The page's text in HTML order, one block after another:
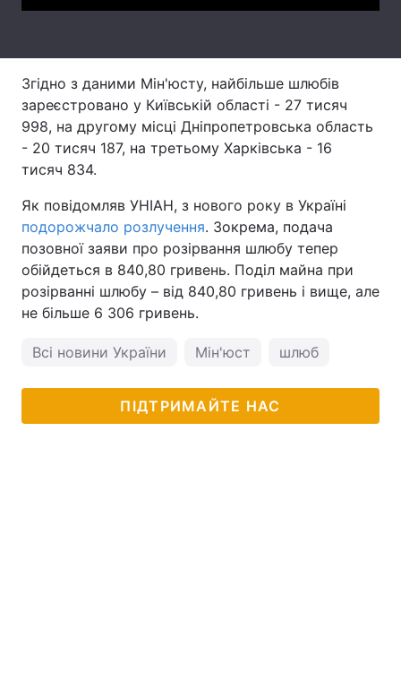
Архів Вакансії
Послуги
Згідно з даними Мін'юсту, найбільше шлюбів
зареєстровано у Київській області - 27 тисяч
998, на другому місці Дніпропетровська область
- 20 тисяч 187, на третьому Харківська - 16
тисяч 834.
Як повідомляв УНІАН, з нового року в Україні
подорожчало розлучення. Зокрема, подача
позовної заяви про розірвання шлюбу тепер
обійдеться в 840,80 гривень. Поділ майна при
розірванні шлюбу – від 840,80 гривень і вище, але
не більше 6 306 гривень.
Всі новини України Мін'юст шлюб
ПІДТРИМАЙТЕ НАС